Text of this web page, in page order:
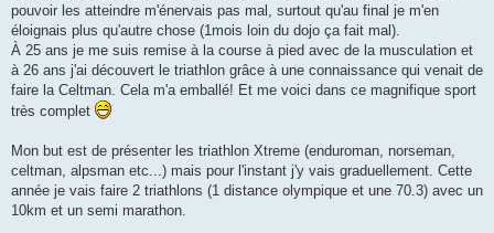
pouvoir les atteindre m'énervais pas mal, surtout qu'au final je m'en
éloignais plus qu'autre chose (1mois loin du dojo ça fait mal).
À 25 ans je me suis remise à la course à pied avec de la musculation et
à 26 ans j'ai découvert le triathlon grâce à une connaissance qui venait de
faire la Celtman. Cela m'a emballé! Et me voici dans ce magnifique sport
très complet
Mon but est de présenter les triathlon Xtreme (enduroman, norseman,
celtman, alpsman etc...) mais pour l'instant j'y vais graduellement. Cette
année je vais faire 2 triathlons (1 distance olympique et une 70.3) avec un
10km et un semi marathon.